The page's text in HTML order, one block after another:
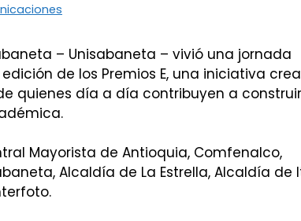
– Unisabaneta – vivió una jornada
de los Premios E, una iniciativa
quienes día a día contribuyen a
Mayorista de Antioquia, Comfenalco,
Alcaldía de La Estrella, Alcaldía de